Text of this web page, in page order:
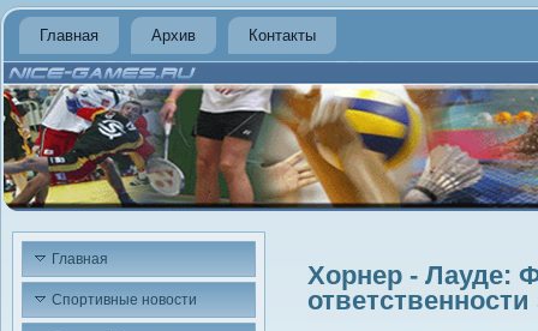
Главная Архив Контакты
Главная
Спортивные новости
Хорнер - Лауде: